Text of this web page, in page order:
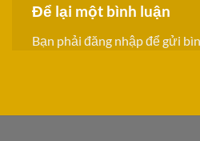
Để lại một bình luận
Bạn phải đăng nhậpđể gửi